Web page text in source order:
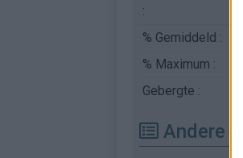
:
% Gemiddeld :
% Maximum :
Gebergte :
Andere